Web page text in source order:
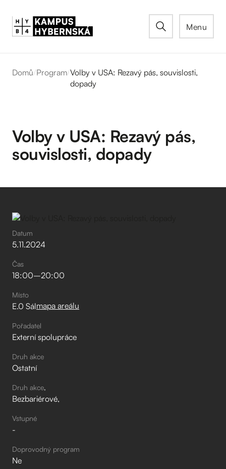
Menu
Domů/Program/Volby v USA: Rezavý pás, souvislosti,
dopady
Volby v USA: Rezavý pás,
souvislosti, dopady
Datum
5.11.2024
Čas
18:00–⁠20:00
Místo
E.0 Sálmapa areálu
Pořadatel
Externí spolupráce
Druh akce
Ostatní
Druh akce
Bezbariérové
Vstupné
-
Doprovodný program
Ne